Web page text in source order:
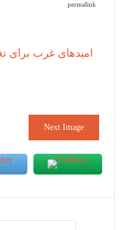
permalink
Next Image